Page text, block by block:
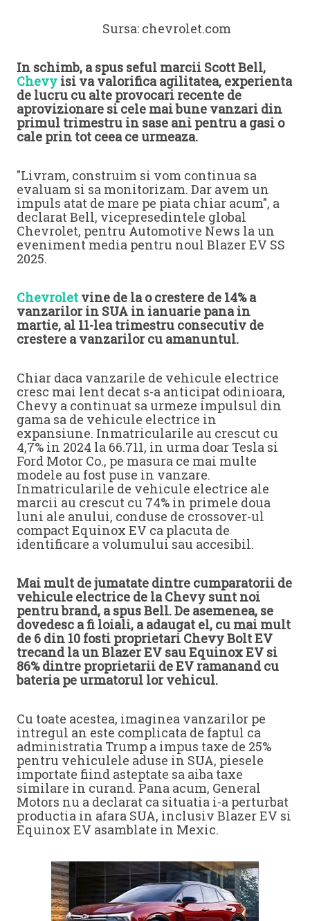
Sursa: chevrolet.com
In schimb, a spus seful marcii Scott Bell,
Chevy isi va valorifica agilitatea, experienta
de lucru cu alte provocari recente de
aprovizionare si cele mai bune vanzari din
primul trimestru in sase ani pentru a gasi o
cale prin tot ceea ce urmeaza.
"Livram, construim si vom continua sa
evaluam si sa monitorizam. Dar avem un
impuls atat de mare pe piata chiar acum", a
declarat Bell, vicepresedintele global
Chevrolet, pentru Automotive News la un
eveniment media pentru noul Blazer EV SS
2025.
Chevrolet vine de la o crestere de 14% a
vanzarilor in SUA in ianuarie pana in
martie, al 11-lea trimestru consecutiv de
crestere a vanzarilor cu amanuntul.
Chiar daca vanzarile de vehicule electrice
cresc mai lent decat s-a anticipat odinioara,
Chevy a continuat sa urmeze impulsul din
gama sa de vehicule electrice in
expansiune. Inmatricularile au crescut cu
4,7% in 2024 la 66.711, in urma doar Tesla si
Ford Motor Co., pe masura ce mai multe
modele au fost puse in vanzare.
Inmatricularile de vehicule electrice ale
marcii au crescut cu 74% in primele doua
luni ale anului, conduse de crossover-ul
compact Equinox EV ca placuta de
identificare a volumului sau accesibil.
Mai mult de jumatate dintre cumparatorii de
vehicule electrice de la Chevy sunt noi
pentru brand, a spus Bell. De asemenea, se
dovedesc a fi loiali, a adaugat el, cu mai mult
de 6 din 10 fosti proprietari Chevy Bolt EV
trecand la un Blazer EV sau Equinox EV si
86% dintre proprietarii de EV ramanand cu
bateria pe urmatorul lor vehicul.
Cu toate acestea, imaginea vanzarilor pe
intregul an este complicata de faptul ca
administratia Trump a impus taxe de 25%
pentru vehiculele aduse in SUA, piesele
importate fiind asteptate sa aiba taxe
similare in curand. Pana acum, General
Motors nu a declarat ca situatia i-a perturbat
productia in afara SUA, inclusiv Blazer EV si
Equinox EV asamblate in Mexic.